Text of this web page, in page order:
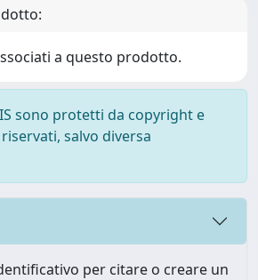
a questo prodotto.
sono protetti da copyright e
salvo diversa
per citare o creare un